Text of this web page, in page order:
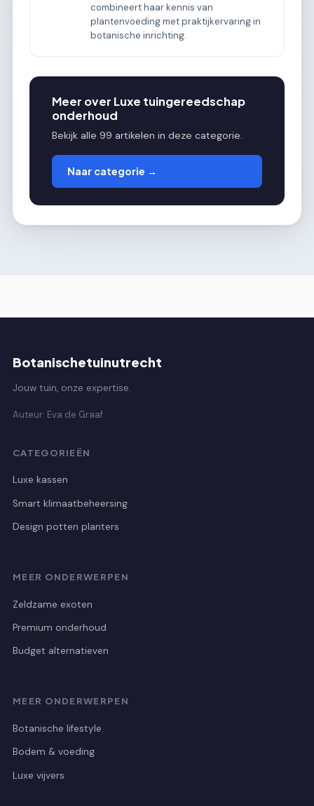
combineert haar kennis van
plantenvoeding met praktijkervaring in
botanische inrichting.
Meer over Luxe tuingereedschap
onderhoud
Bekijk alle 99 artikelen in deze categorie.
Naar categorie →
Botanischetuinutrecht
Jouw tuin, onze expertise.
Auteur: Eva de Graaf
CATEGORIEËN
Luxe kassen
Smart klimaatbeheersing
Design potten planters
MEER ONDERWERPEN
Zeldzame exoten
Premium onderhoud
Budget alternatieven
MEER ONDERWERPEN
Botanische lifestyle
Bodem & voeding
Luxe vijvers